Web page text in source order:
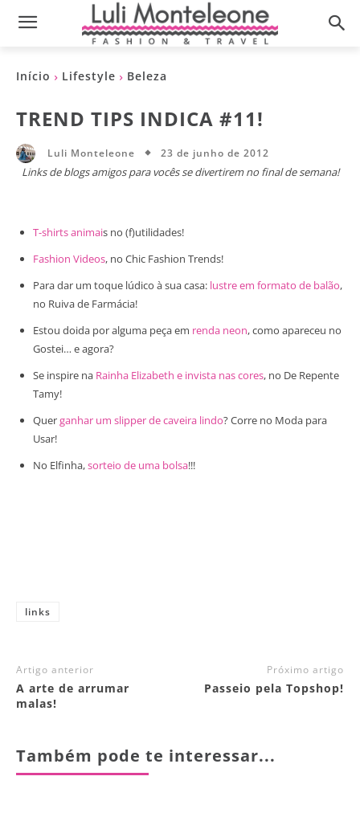
Início Lifestyle Beleza
TREND TIPS INDICA #11!
Luli Monteleone 23 de junho de 2012
Links de blogs amigos para vocês se divertirem no final de semana!
T-shirts animais no (f)utilidades!
Fashion Videos, no Chic Fashion Trends!
Para dar um toque lúdico à sua casa: lustre em formato de balão,
no Ruiva de Farmácia!
Estou doida por alguma peça em renda neon, como apareceu no
Gostei… e agora?
Se inspire na Rainha Elizabeth e invista nas cores, no De Repente
Tamy!
Querganhar um slipper de caveira lindo? Corre no Moda para
Usar!
No Elfinha,sorteio de uma bolsa!!!
links
Artigo anterior
A arte de arrumar
malas!
Próximo artigo
Passeio pela Topshop!
Também pode te interessar...